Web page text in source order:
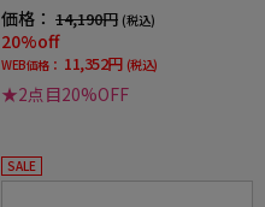
価格： 14,190円 (税込)
20%off
WEB価格： 11,352円 (税込)
★2点目20%OFF
SALE